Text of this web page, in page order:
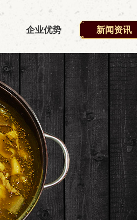
企业优势 新闻资讯